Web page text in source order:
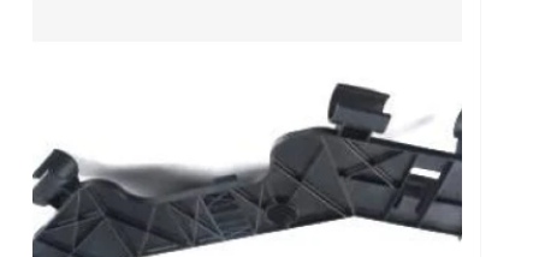
Ціна (висока > низька)
Рейтинг (починаючи з
високого)